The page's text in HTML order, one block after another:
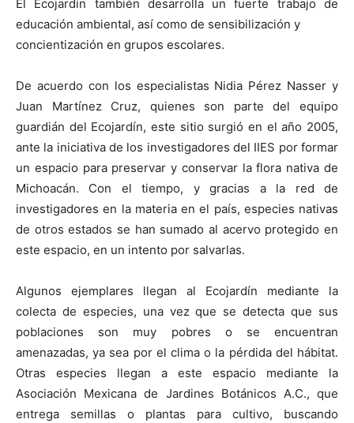
El Ecojardín también desarrolla un fuerte trabajo de
educación ambiental, así como de sensibilización y
concientización en grupos escolares.
De acuerdo con los especialistas Nidia Pérez Nasser y
Juan Martínez Cruz, quienes son parte del equipo
guardián del Ecojardín, este sitio surgió en el año 2005,
ante la iniciativa de los investigadores del IIES por formar
un espacio para preservar y conservar la flora nativa de
Michoacán. Con el tiempo, y gracias a la red de
investigadores en la materia en el país, especies nativas
de otros estados se han sumado al acervo protegido en
este espacio, en un intento por salvarlas.
Algunos ejemplares llegan al Ecojardín mediante la
colecta de especies, una vez que se detecta que sus
poblaciones son muy pobres o se encuentran
amenazadas, ya sea por el clima o la pérdida del hábitat.
Otras especies llegan a este espacio mediante la
Asociación Mexicana de Jardines Botánicos A.C., que
entrega semillas o plantas para cultivo, buscando